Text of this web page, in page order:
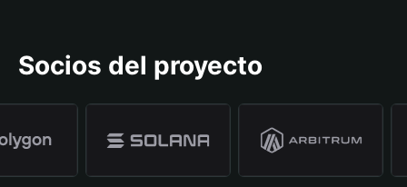
Socios del proyecto